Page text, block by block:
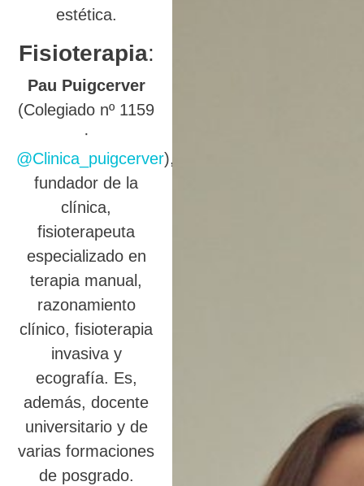
estética.
Fisioterapia:
Pau Puigcerver
(Colegiado nº 1159
·
@Clinica_puigcerver),
fundador de la
clínica,
fisioterapeuta
especializado en
terapia manual,
razonamiento
clínico, fisioterapia
invasiva y
ecografía. Es,
además, docente
universitario y de
varias formaciones
de posgrado.